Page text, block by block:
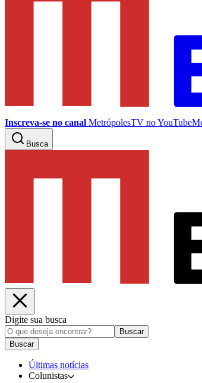
Inscreva-se no canal MetrópolesTV noYouTube
Busca
Digite sua busca
Buscar
Buscar
Últimas notícias
Colunistas